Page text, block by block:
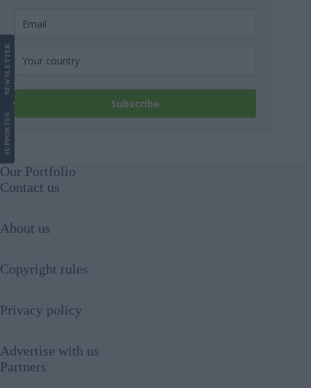
Subscribe
SUPPORT
US
NEWS
LETTER
Our Portfolio
Contact us
About us
Copyright rules
Privacy policy
Advertise with us
Partners